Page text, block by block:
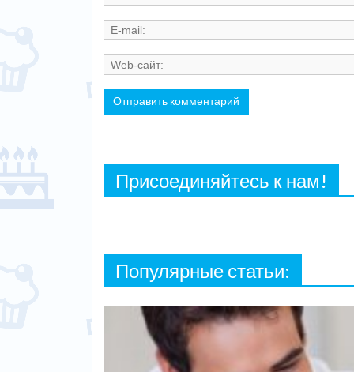
Присоединяйтесь к нам!
Популярные статьи: